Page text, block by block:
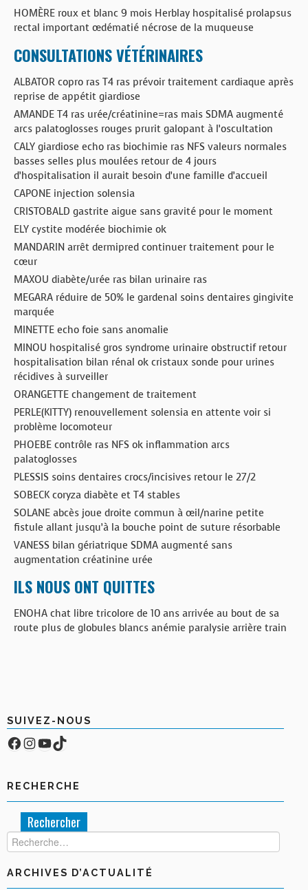
HOMÈRE roux et blanc 9 mois Herblay hospitalisé prolapsus
rectal important œdématié nécrose de la muqueuse
CONSULTATIONS VÉTÉRINAIRES
ALBATOR copro ras T4 ras prévoir traitement cardiaque après
reprise de appétit giardiose
AMANDE T4 ras urée/créatinine=ras mais SDMA augmenté
arcs palatoglosses rouges prurit galopant à l’oscultation
CALY giardiose echo ras biochimie ras NFS valeurs normales
basses selles plus moulées retour de 4 jours
d’hospitalisation il aurait besoin d’une famille d’accueil
CAPONE injection solensia
CRISTOBALD gastrite aigue sans gravité pour le moment
ELY cystite modérée biochimie ok
MANDARIN arrêt dermipred continuer traitement pour le
cœur
MAXOU diabète/urée ras bilan urinaire ras
MEGARA réduire de 50% le gardenal soins dentaires gingivite
marquée
MINETTE echo foie sans anomalie
MINOU hospitalisé gros syndrome urinaire obstructif retour
hospitalisation bilan rénal ok cristaux sonde pour urines
récidives à surveiller
ORANGETTE changement de traitement
PERLE(KITTY) renouvellement solensia en attente voir si
problème locomoteur
PHOEBE contrôle ras NFS ok inflammation arcs
palatoglosses
PLESSIS soins dentaires crocs/incisives retour le 27/2
SOBECK coryza diabète et T4 stables
SOLANE abcès joue droite commun à œil/narine petite
fistule allant jusqu’à la bouche point de suture résorbable
VANESS bilan gériatrique SDMA augmenté sans
augmentation créatinine urée
ILS NOUS ONT QUITTES
ENOHA chat libre tricolore de 10 ans arrivée au bout de sa
route plus de globules blancs anémie paralysie arrière train
SUIVEZ-NOUS
Facebook
Compte Instagram
YouTube
TikTok
RECHERCHE
Rechercher :
ARCHIVES D’ACTUALITÉ